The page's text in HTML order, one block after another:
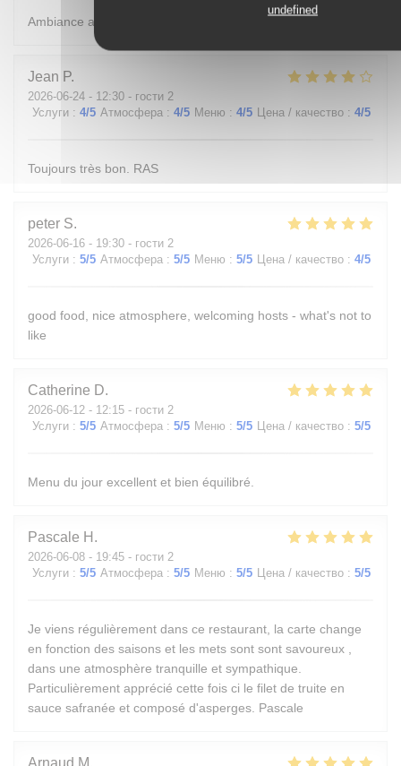
undefined
Ambiance agréable, calme et accueillant.
Jean P
2026-06-24 - 12:30 - гости 2
Услуги : 4/5 Атмосфера : 4/5 Меню : 4/5 Цена / качество : 4/5
Toujours très bon. RAS
peter S
2026-06-16 - 19:30 - гости 2
Услуги : 5/5 Атмосфера : 5/5 Меню : 5/5 Цена / качество : 4/5
good food, nice atmosphere, welcoming hosts - what's not to
like
Catherine D
2026-06-12 - 12:15 - гости 2
Услуги : 5/5 Атмосфера : 5/5 Меню : 5/5 Цена / качество : 5/5
Menu du jour excellent et bien équilibré.
Pascale H
2026-06-08 - 19:45 - гости 2
Услуги : 5/5 Атмосфера : 5/5 Меню : 5/5 Цена / качество : 5/5
Je viens régulièrement dans ce restaurant, la carte change
en fonction des saisons et les mets sont sont savoureux ,
dans une atmosphère tranquille et sympathique.
Particulièrement apprécié cette fois ci le filet de truite en
sauce safranée et composé d'asperges. Pascale